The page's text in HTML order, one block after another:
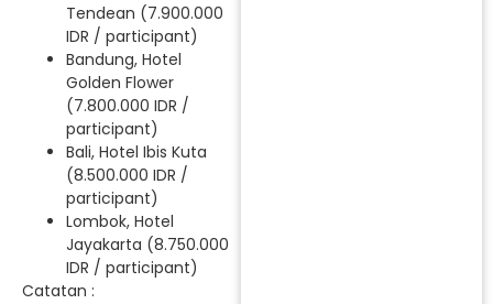
Tendean (7.900.000
IDR / participant)
Bandung, Hotel
Golden Flower
(7.800.000 IDR /
participant)
Bali, Hotel Ibis Kuta
(8.500.000 IDR /
participant)
Lombok, Hotel
Jayakarta (8.750.000
IDR / participant)
Catatan :